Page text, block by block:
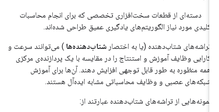
دسته‌ای از قطعات سخت‌افزاری تخصصی که برای انجام محاسبات
کلیدی مورد نیاز الگوریتم‌های یادگیری عمیق طراحی شده‌اند.
تراشه‌های شتاب‌دهنده (یا به اختصارشتاب‌دهنده‌ها) می‌توانند سرعت و
کارایی وظایف آموزش و استنتاج را در مقایسه با یک پردازنده‌ی مرکزی
همه منظوره به طور قابل توجهی افزایش دهند. آن‌ها برای آموزش
شبکه‌های عصبی و وظایف محاسباتی مشابه ایده‌آل هستند.
نمونه‌هایی از تراشه‌های شتاب‌دهنده عبارتند از: